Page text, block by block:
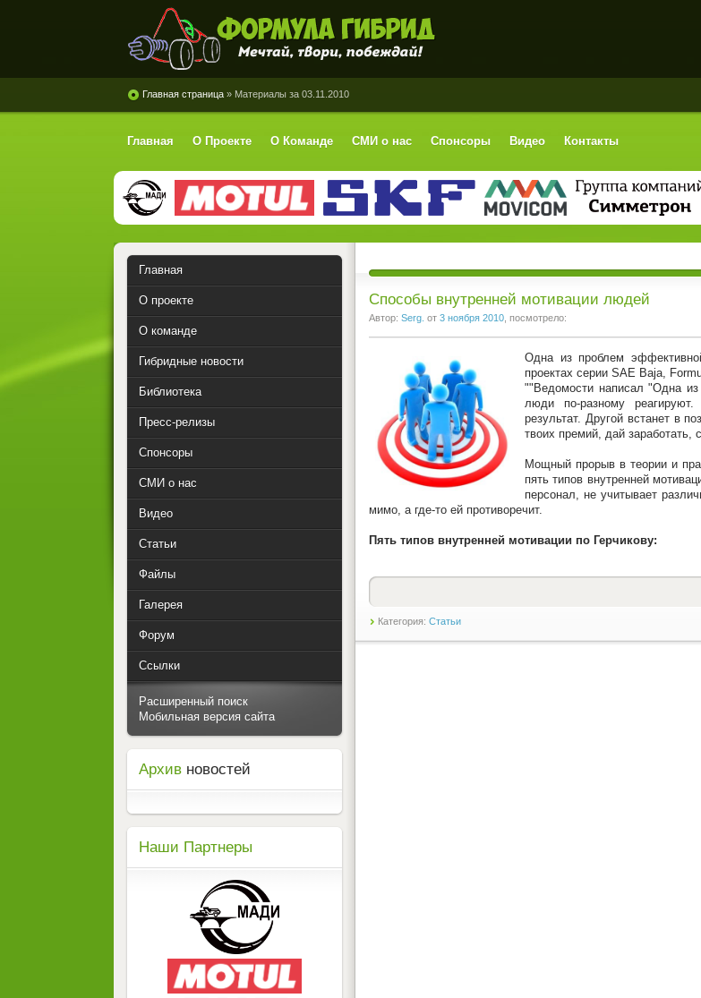
Формула Гибрид
Главная страница » Материалы за 03.11.2010
Главная О Проекте О Команде СМИ о нас Спонсоры Видео Контакты
Способы внутренней мотивации людей
Автор: Serg. от 3 ноября 2010 , посмотрело:
Одна из проблем
проектах серии SAE Baja,
""Ведомости написал "Одна
люди по-разному
результат. Другой встанет в
твоих премий, дай заработать,
Мощный прорыв в теории и
пять типов внутренней
персонал, не учитывает
мимо, а где-то ей противоречит.
Пять типов внутренней мотивации по Герчикову:
Категория: Статьи
Главная
О проекте
О команде
Гибридные новости
Библиотека
Пресс-релизы
Спонсоры
СМИ о нас
Видео
Статьи
Файлы
Галерея
Форум
Ссылки
Расширенный поиск
Мобильная версия сайта
Архив новостей
Наши Партнеры